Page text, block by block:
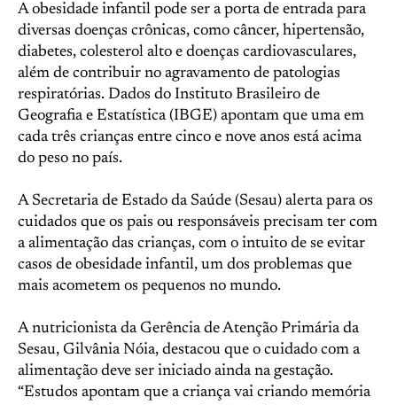
A obesidade infantil pode ser a porta de entrada para
diversas doenças crônicas, como câncer, hipertensão,
diabetes, colesterol alto e doenças cardiovasculares,
além de contribuir no agravamento de patologias
respiratórias. Dados do Instituto Brasileiro de
Geografia e Estatística (IBGE) apontam que uma em
cada três crianças entre cinco e nove anos está acima
do peso no país.
A Secretaria de Estado da Saúde (Sesau) alerta para os
cuidados que os pais ou responsáveis precisam ter com
a alimentação das crianças, com o intuito de se evitar
casos de obesidade infantil, um dos problemas que
mais acometem os pequenos no mundo.
A nutricionista da Gerência de Atenção Primária da
Sesau, Gilvânia Nóia, destacou que o cuidado com a
alimentação deve ser iniciado ainda na gestação.
“Estudos apontam que a criança vai criando memória